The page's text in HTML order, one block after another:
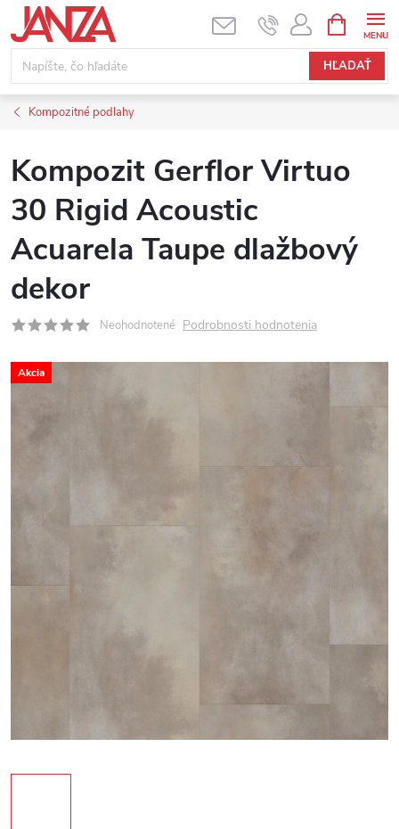
Prejsť na obsah
HĽADAŤ
Kompozitné podlahy
Kompozit Gerflor Virtuo
30 Rigid Acoustic
Acuarela Taupe dlažbový
dekor
Neohodnotené Podrobnosti hodnotenia
Akcia